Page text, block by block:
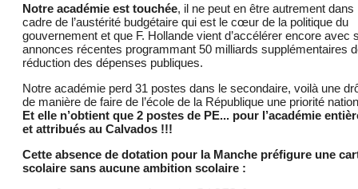
Notre académie est touchée, il ne peut en être autrement dans
cadre de l’austérité budgétaire qui est le cœur de la politique du
gouvernement et que F. Hollande vient d’accélérer encore avec
annonces récentes programmant 50 milliards supplémentaires
réduction des dépenses publiques.
Notre académie perd 31 postes dans le secondaire, voilà une
de manière de faire de l’école de la République une priorité
Et elle n’obtient que 2 postes de PE... pour l’académie
et attribués au Calvados !!!
Cette absence de dotation pour la Manche préfigure une
scolaire sans aucune ambition scolaire :